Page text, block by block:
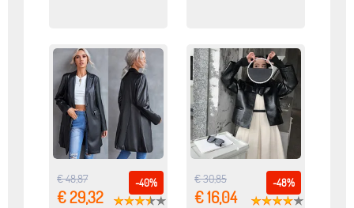
-40%
€ 48,87
€ 29,32
-48%
€ 30,85
€ 16,04